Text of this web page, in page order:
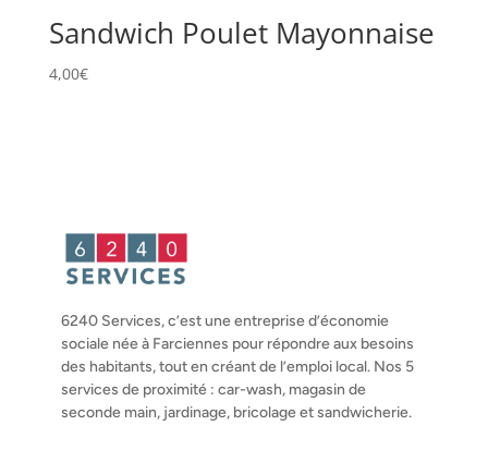
Sandwich Poulet Mayonnaise
4,00€
6240 Services, c’est une entreprise d’économie
sociale née à Farciennes pour répondre aux besoins
des habitants, tout en créant de l’emploi local. Nos 5
services de proximité : car-wash, magasin de
seconde main, jardinage, bricolage et sandwicherie.